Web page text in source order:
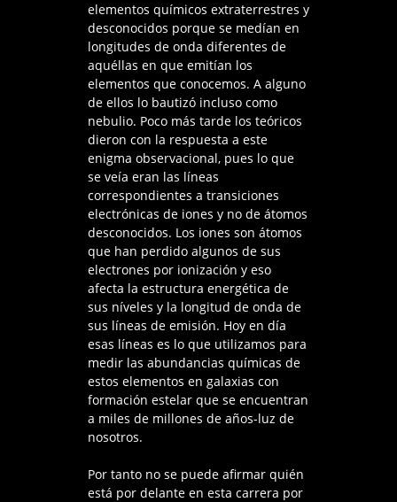
elementos químicos extraterrestres y
desconocidos porque se medían en
longitudes de onda diferentes de
aquéllas en que emitían los
elementos que conocemos. A alguno
de ellos lo bautizó incluso como
nebulio. Poco más tarde los teóricos
dieron con la respuesta a este
enigma observacional, pues lo que
se veía eran las líneas
correspondientes a transiciones
electrónicas de iones y no de átomos
desconocidos. Los iones son átomos
que han perdido algunos de sus
electrones por ionización y eso
afecta la estructura energética de
sus níveles y la longitud de onda de
sus líneas de emisión. Hoy en día
esas líneas es lo que utilizamos para
medir las abundancias químicas de
estos elementos en galaxias con
formación estelar que se encuentran
a miles de millones de años-luz de
nosotros.
Por tanto no se puede afirmar quién
está por delante en esta carrera por